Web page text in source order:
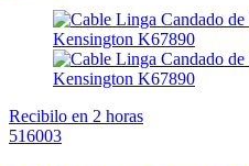
Recibilo en 2 horas
516003